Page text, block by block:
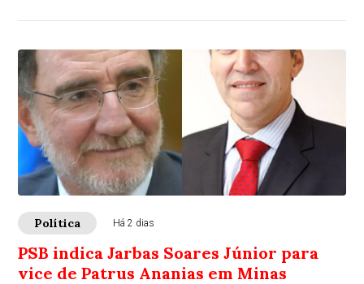
Política Há 2 dias
PSB indica Jarbas Soares Júnior para
vice de Patrus Ananias em Minas